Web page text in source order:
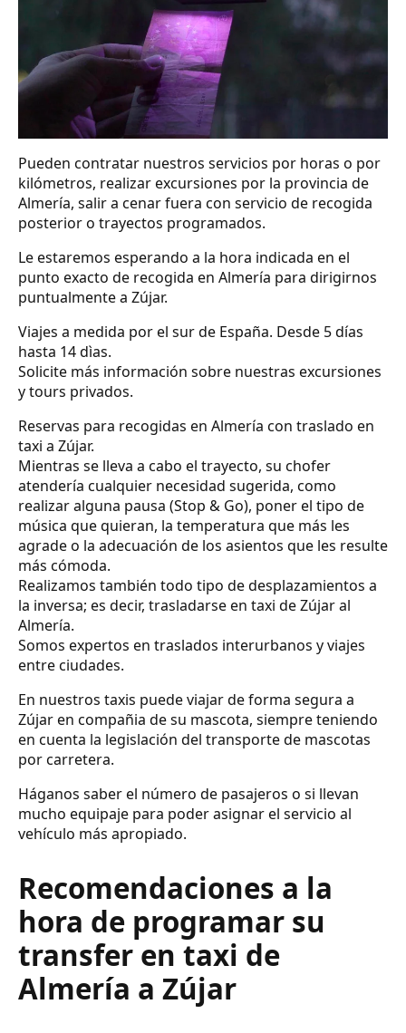
Pueden contratar nuestros servicios por horas o por
kilómetros, realizar excursiones por la provincia de
Almería, salir a cenar fuera con servicio de recogida
posterior o trayectos programados.
Le estaremos esperando a la hora indicada en el
punto exacto de recogida en Almería para dirigirnos
puntualmente a Zújar.
Viajes a medida por el sur de España. Desde 5 días
hasta 14 dìas.
Solicite más información sobre nuestras excursiones
y tours privados.
Reservas para recogidas en Almería con traslado en
taxi a Zújar.
Mientras se lleva a cabo el trayecto, su chofer
atendería cualquier necesidad sugerida, como
realizar alguna pausa (Stop & Go), poner el tipo de
música que quieran, la temperatura que más les
agrade o la adecuación de los asientos que les resulte
más cómoda.
Realizamos también todo tipo de desplazamientos a
la inversa; es decir, trasladarse en taxi de Zújar al
Almería.
Somos expertos en traslados interurbanos y viajes
entre ciudades.
En nuestros taxis puede viajar de forma segura a
Zújar en compañia de su mascota, siempre teniendo
en cuenta la legislación del transporte de mascotas
por carretera.
Háganos saber el número de pasajeros o si llevan
mucho equipaje para poder asignar el servicio al
vehículo más apropiado.
Recomendaciones a la
hora de programar su
transfer en taxi de
Almería a Zújar